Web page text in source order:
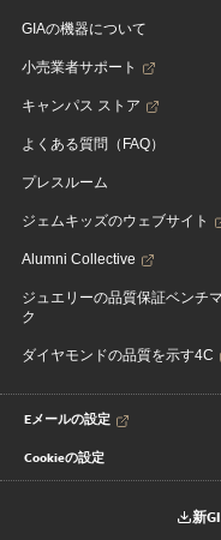
GIAの機器について
小売業者サポート
キャンパス ストア
よくある質問（FAQ）
プレスルーム
ジェムキッズのウェブサイト
Alumni Collective
ジュエリーの品質保証ベンチ
ク
ダイヤモンドの品質を示す4C
Eメールの設定
Cookieの設定
新